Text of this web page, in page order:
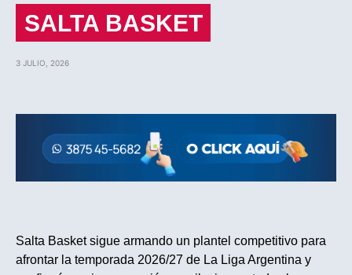
SALTA BASKET
3 JULIO, 2026
Salta Basket sigue armando un plantel competitivo para
afrontar la temporada 2026/27 de La Liga Argentina y